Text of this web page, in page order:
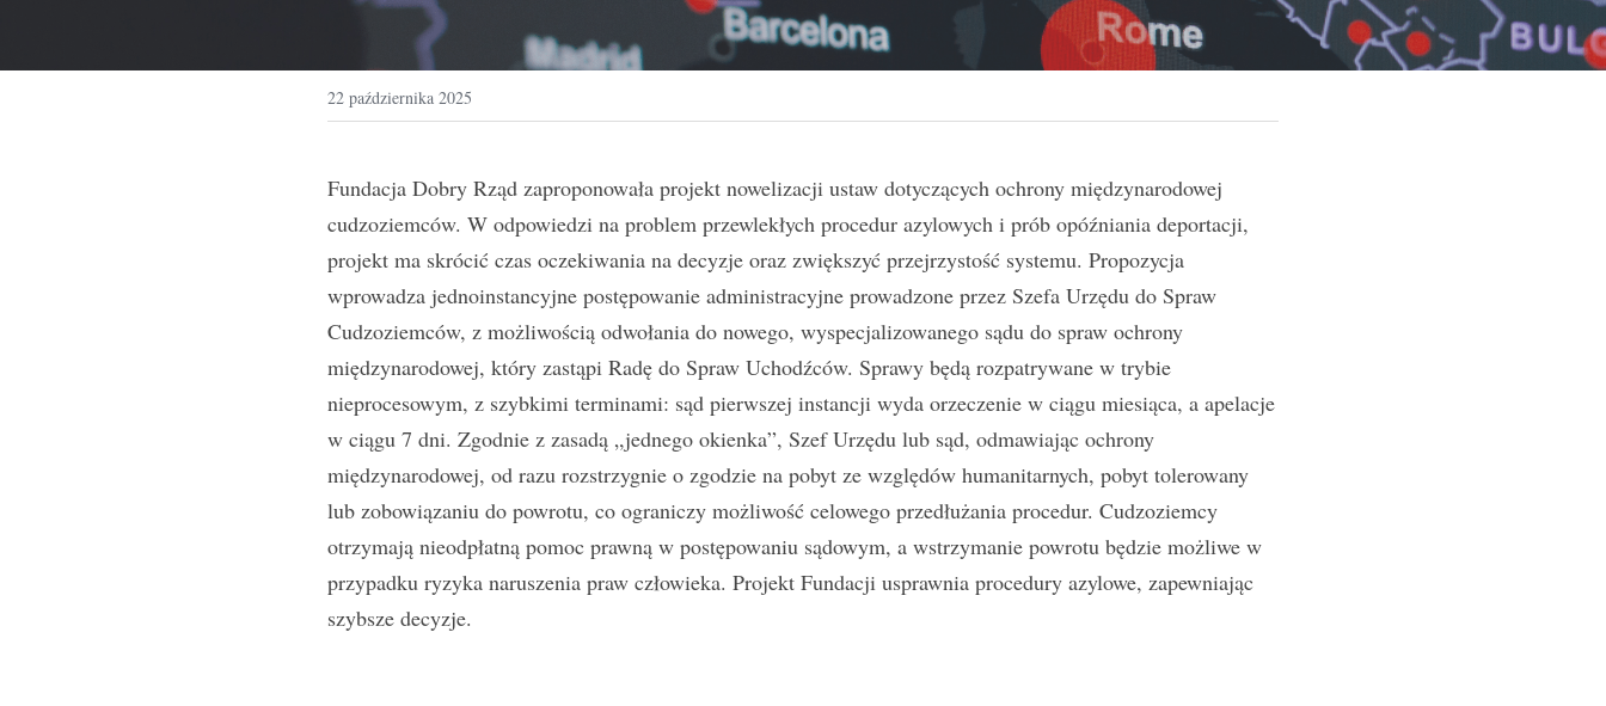
22 października 2025
Fundacja Dobry Rząd zaproponowała projekt nowelizacji ustaw dotyczących ochrony międzynarodowej
cudzoziemców. W odpowiedzi na problem przewlekłych procedur azylowych i prób opóźniania deportacji,
projekt ma skrócić czas oczekiwania na decyzje oraz zwiększyć przejrzystość systemu. Propozycja
wprowadza jednoinstancyjne postępowanie administracyjne prowadzone przez Szefa Urzędu do Spraw
Cudzoziemców, z możliwością odwołania do nowego, wyspecjalizowanego sądu do spraw ochrony
międzynarodowej, który zastąpi Radę do Spraw Uchodźców. Sprawy będą rozpatrywane w trybie
nieprocesowym, z szybkimi terminami: sąd pierwszej instancji wyda orzeczenie w ciągu miesiąca, a apelacje
w ciągu 7 dni. Zgodnie z zasadą „jednego okienka”, Szef Urzędu lub sąd, odmawiając ochrony
międzynarodowej, od razu rozstrzygnie o zgodzie na pobyt ze względów humanitarnych, pobyt tolerowany
lub zobowiązaniu do powrotu, co ograniczy możliwość celowego przedłużania procedur. Cudzoziemcy
otrzymają nieodpłatną pomoc prawną w postępowaniu sądowym, a wstrzymanie powrotu będzie możliwe w
przypadku ryzyka naruszenia praw człowieka. Projekt Fundacji usprawnia procedury azylowe, zapewniając
szybsze decyzje.